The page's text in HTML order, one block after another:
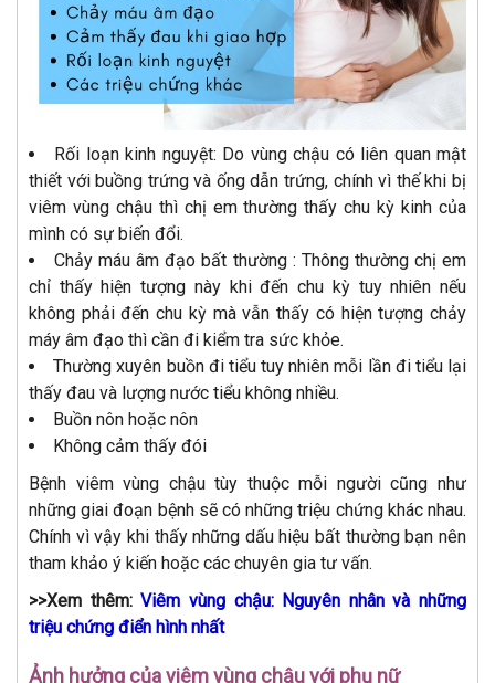
Rối loạn kinh nguyệt: Do vùng chậu có liên quan mật
thiết với buồng trứng và ống dẫn trứng, chính vì thế khi bị
viêm vùng chậu thì chị em thường thấy chu kỳ kinh của
mình có sự biến đổi.
Chảy máu âm đạo bất thường : Thông thường chị em
chỉ thấy hiện tượng này khi đến chu kỳ tuy nhiên nếu
không phải đến chu kỳ mà vẫn thấy có hiện tượng chảy
máy âm đạo thì cần đi kiểm tra sức khỏe.
Thường xuyên buồn đi tiểu tuy nhiên mỗi lần đi tiểu lại
thấy đau và lượng nước tiểu không nhiều.
Buồn nôn hoặc nôn
Không cảm thấy đói
Bệnh viêm vùng chậu tùy thuộc mỗi người cũng như
những giai đoạn bệnh sẽ có những triệu chứng khác nhau.
Chính vì vậy khi thấy những dấu hiệu bất thường bạn nên
tham khảo ý kiến hoặc các chuyên gia tư vấn.
>>Xem thêm:Viêm vùng chậu: Nguyên nhân và những
triệu chứng điển hình nhất
Ảnh hưởng của viêm vùng chậu với phụ nữ